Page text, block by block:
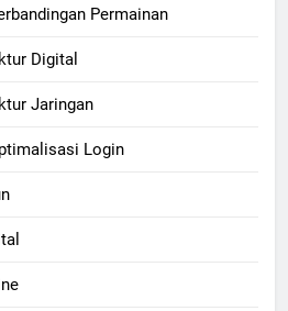
Permainan
Digital
Jaringan
Login